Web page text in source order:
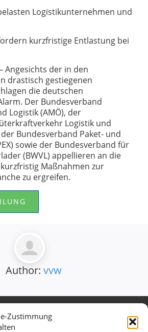
Zustimmung
Logistikunternehmen und
kurzfristige Entlastung bei
Angesichts der in den
drastisch gestiegenen
die deutschen
Der Bundesverband
Logistik (AMÖ), der
Logistik und
Bundesverband Paket- und
sowie der Bundesverband für
(BWVL) appellieren an die
Maßnahmen zur
zu ergreifen.
Author: vvw